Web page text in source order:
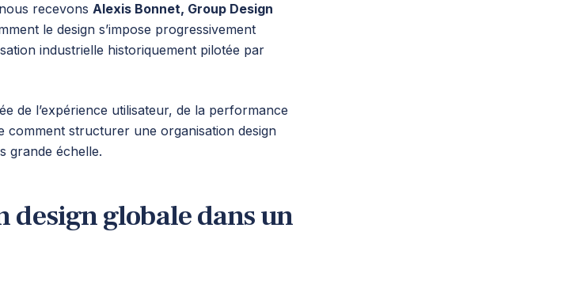
recevons Alexis Bonnet, Group Design
le design s’impose progressivement
industrielle historiquement pilotée par
de l’expérience utilisateur, de la performance
comment structurer une organisation design
grande échelle.
globale dans un